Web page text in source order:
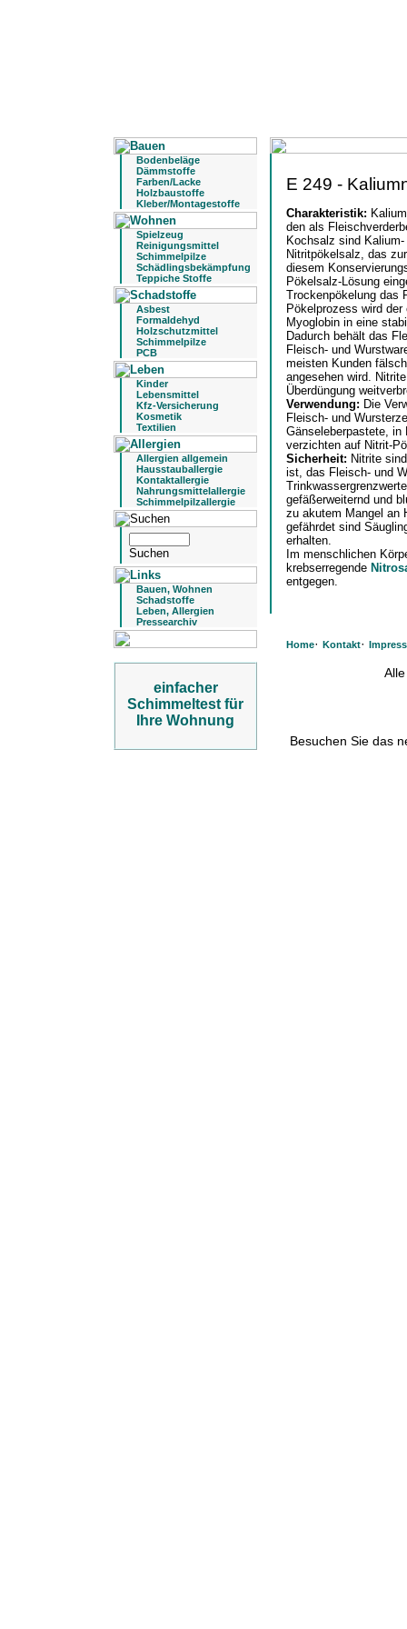
Bodenbeläge
Dämmstoffe
Farben/Lacke
Holzbaustoffe
Kleber/Montagestoffe
Spielzeug
Reinigungsmittel
Schimmelpilze
Schädlingsbekämpfung
Teppiche Stoffe
Asbest
Formaldehyd
Holzschutzmittel
Schimmelpilze
PCB
Kinder
Lebensmittel
Kfz-Versicherung
Kosmetik
Textilien
Allergien allgemein
Hausstauballergie
Kontaktallergie
Nahrungsmittelallergie
Schimmelpilzallergie
Bauen, Wohnen
Schadstoffe
Leben, Allergien
Pressearchiv
einfacher
Schimmeltest für
Ihre Wohnung
E 249 -
Charakteristik:
den als
Kochsalz sind
Nitritpökelsalz, das
diesem
Pökelsalz-Lösung
Trockenpökelung das
Pökelprozess wird
Myoglobin in eine
Dadurch behält das
Fleisch- und
meisten Kunden
angesehen wird.
Überdüngung
Verwendung: Die
Fleisch- und
Gänseleberpastete, in
verzichten auf Nitrit-
Sicherheit: Nitrite
ist, das Fleisch- und
gefäßerweiternd und
zu akutem Mangel an
gefährdet sind
erhalten.
Im menschlichen
krebserregende
entgegen.
Home· Kontakt·
Besuchen Sie das